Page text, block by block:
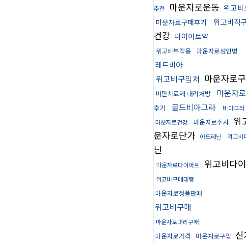
추천
마운자로운동 위고비
마운자로구매후기 위고비직
건강 다이어트약
위고비부작용 마운자로성인병
레트비아
위고비구입처 마운자로
비만치료제 대리처방 마운자
후기
골드비아그라 비아그라
마운자로건강 마운자로주사 위
운자로단가 아드레닌 위고비
닌
마운자로다이어트 위고비다
위고비구매대행
마운자로정품판매
위고비구매
마운자로대리구매
마운자로가격 마운자로구입